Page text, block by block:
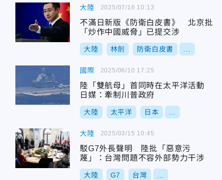
大陸
不滿日新版《防衛白皮書》 北京批
「炒作中國威脅」已提交涉
大陸 林劍 防衛白皮書
2025/07/16 10:13
國際
陸「雙航母」首同時在太平洋活動
日媒：牽制川普政府
大陸 太平洋 日本
2025/06/10 17:25
大陸
駁G7外長聲明 陸批「惡意污
蔑」：台灣問題不容外部勢力干涉
大陸 G7 台灣
2025/03/15 10:45